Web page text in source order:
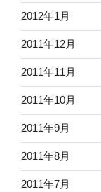
2012年1月
2011年12月
2011年11月
2011年10月
2011年9月
2011年8月
2011年7月